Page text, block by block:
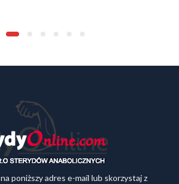
poniższy adres e-mail lub skorzystaj z